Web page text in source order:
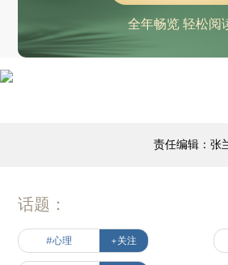
全年畅览 轻松阅
责任编辑：张
话题：
#心理 +关注